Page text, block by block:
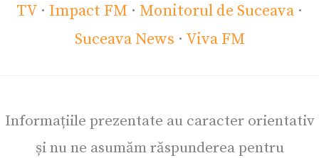
TV · Impact FM · Monitorul de Suceava ·
Suceava News · Viva FM
Informațiile prezentate au caracter orientativ
și nu ne asumăm răspunderea pentru